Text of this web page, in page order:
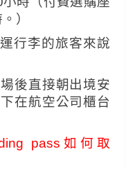
）
行李的旅客來說
後直接朝出境安
在航空公司櫃台
pass如何取